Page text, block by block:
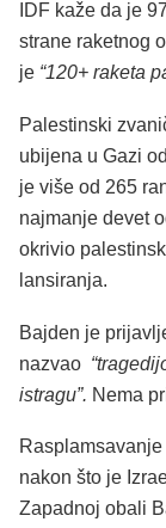
IDF kaže da je
strane raketnog
je “120+ raketa
Palestinski
ubijena u Gazi
je više od 265
najmanje devet
okrivio
lansiranja.
Bajden je
nazvao
istragu”. Nema
nakon što je
Zapadnoj obali